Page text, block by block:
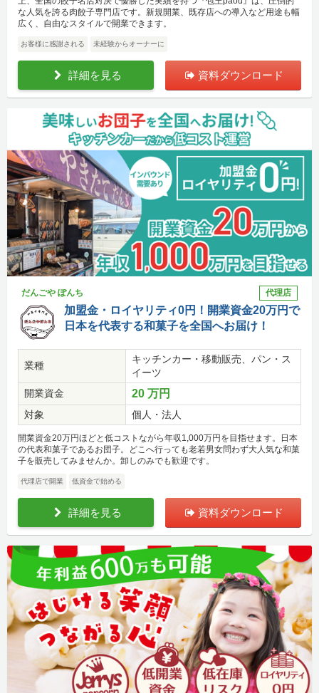
な人気を誇る肉餃子専門店です。新規開業、既存店への導入など用途も幅
広く、自由なスタイルで開業できます。
お客様に感謝される 未経験からオーナーに
詳細を見る 資料ダウンロード
だんごや ぽんち 代理店
加盟金・ロイヤリティ0円！開業資金20万円で
日本を代表する和菓子を全国へお届け！
業種
キッチンカー・移動販売、パン・ス
イーツ
開業資金
20 万円
対象 個人・法人
開業資金20万円ほどと低コストながら年収1,000万円を目指せます。日本
の代表和菓子であるお団子。どこへ行っても老若男女問わず大人気な和菓
子を販売してみませんか。卸しのみでも歓迎です。
代理店で開業 低資金で始める
詳細を見る 資料ダウンロード